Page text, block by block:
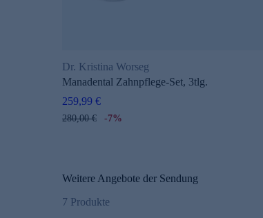
Dr. Kristina Worseg
Manadental Zahnpflege-Set, 3tlg.
259,99 €
280,00 € -7%
Weitere Angebote der Sendung
7 Produkte